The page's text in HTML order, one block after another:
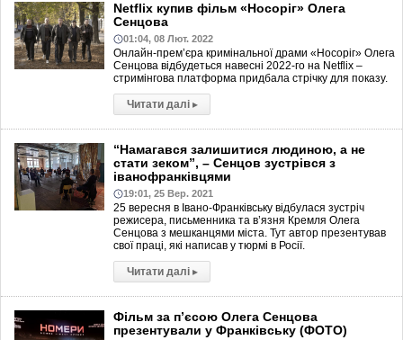
Netflix купив фільм «Носоріг» Олега
Сенцова
01:04, 08 Лют. 2022
Онлайн-прем’єра кримінальної драми «Носоріг» Олега
Сенцова відбудеться навесні 2022-го на Netflix –
стримінгова платформа придбала стрічку для показу.
Читати далі ▸
“Намагався залишитися людиною, а не
стати зеком”, – Сенцов зустрівся з
іванофранківцями
19:01, 25 Вер. 2021
25 вересня в Івано-Франківську відбулася зустріч
режисера, письменника та в’язня Кремля Олега
Сенцова з мешканцями міста. Тут автор презентував
свої праці, які написав у тюрмі в Росії.
Читати далі ▸
Фільм за п’єсою Олега Сенцова
презентували у Франківську (ФОТО)